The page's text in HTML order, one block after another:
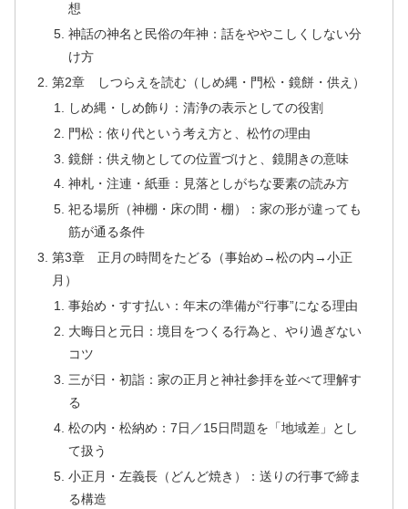
想
神話の神名と民俗の年神：話をややこしくしない分
け方
第2章 しつらえを読む（しめ縄・門松・鏡餅・供え）
しめ縄・しめ飾り：清浄の表示としての役割
門松：依り代という考え方と、松竹の理由
鏡餅：供え物としての位置づけと、鏡開きの意味
神札・注連・紙垂：見落としがちな要素の読み方
祀る場所（神棚・床の間・棚）：家の形が違っても
筋が通る条件
第3章 正月の時間をたどる（事始め→松の内→小正
月）
事始め・すす払い：年末の準備が“行事”になる理由
大晦日と元日：境目をつくる行為と、やり過ぎない
コツ
三が日・初詣：家の正月と神社参拝を並べて理解す
る
松の内・松納め：7日／15日問題を「地域差」とし
て扱う
小正月・左義長（どんど焼き）：送りの行事で締ま
る構造